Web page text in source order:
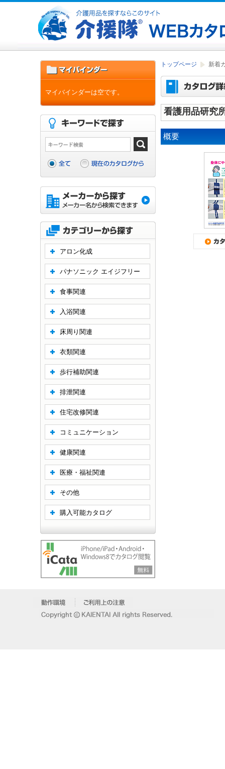
トップページ 新着
看護用品研究
概要
マイバインダーは空です。
アロン化成
パナソニック エイジフリー
食事関連
入浴関連
床周り関連
衣類関連
歩行補助関連
排泄関連
住宅改修関連
コミュニケーション
健康関連
医療・福祉関連
その他
購入可能カタログ